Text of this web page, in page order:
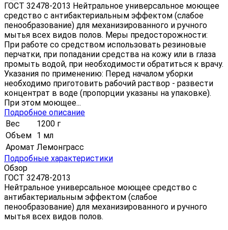
ГОСТ 32478-2013 Нейтральное универсальное моющее
средство с антибактериальным эффектом (слабое
пенообразование) для механизированного и ручного
мытья всех видов полов. Меры предосторожности:
При работе со средством использовать резиновые
перчатки, при попадании средства на кожу или в глаза
промыть водой, при необходимости обратиться к врачу.
Указания по применению: Перед началом уборки
необходимо приготовить рабочий раствор - развести
концентрат в воде (пропорции указаны на упаковке).
При этом моющее...
Подробное описание
Вес
1200 г
Объем 1 мл
Аромат Лемонграсс
Подробные характеристики
Обзор
ГОСТ 32478-2013
Нейтральное универсальное моющее средство с
антибактериальным эффектом (слабое
пенообразование) для механизированного и ручного
мытья всех видов полов.